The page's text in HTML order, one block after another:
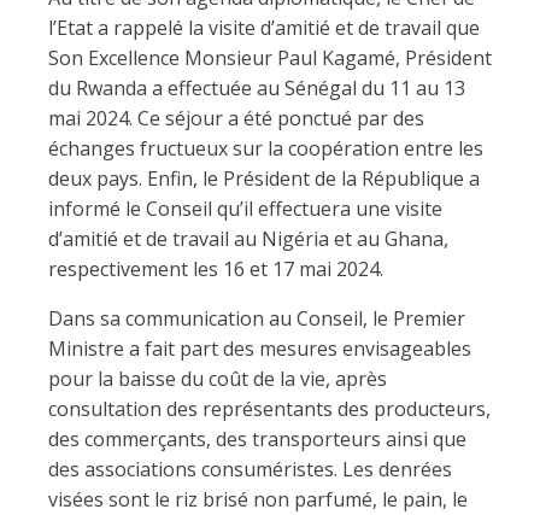
l’Etat a rappelé la visite d’amitié et de travail que
Son Excellence Monsieur Paul Kagamé, Président
du Rwanda a effectuée au Sénégal du 11 au 13
mai 2024. Ce séjour a été ponctué par des
échanges fructueux sur la coopération entre les
deux pays. Enfin, le Président de la République a
informé le Conseil qu’il effectuera une visite
d’amitié et de travail au Nigéria et au Ghana,
respectivement les 16 et 17 mai 2024.
Dans sa communication au Conseil, le Premier
Ministre a fait part des mesures envisageables
pour la baisse du coût de la vie, après
consultation des représentants des producteurs,
des commerçants, des transporteurs ainsi que
des associations consuméristes. Les denrées
visées sont le riz brisé non parfumé, le pain, le